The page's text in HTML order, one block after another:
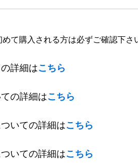
て購入される方は必ずご確認下さ
詳細はこちら
の詳細はこちら
いての詳細はこちら
いての詳細はこちら